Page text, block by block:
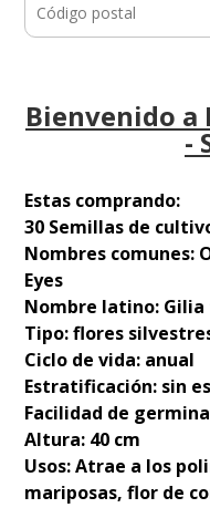
Bienvenido a
-
Estas comprando:
30 Semillas de
Nombres comunes:
Eyes
Nombre latino:
Tipo: flores
Ciclo de vida: anual
Estratificación: sin
Facilidad de
Altura: 40 cm
Usos: Atrae a los
mariposas, flor de